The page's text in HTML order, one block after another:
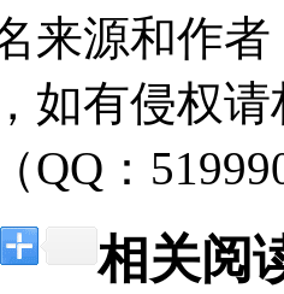
来源和作
如有侵权
QQ：
相关阅